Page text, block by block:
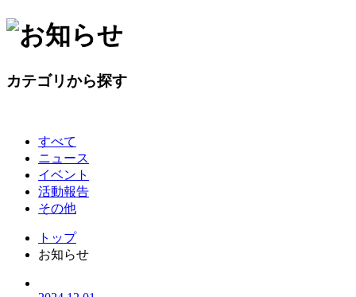
カテゴリから探す
すべて
ニュース
イベント
活動報告
その他
トップ
お知らせ